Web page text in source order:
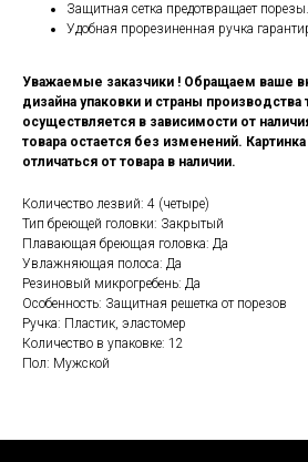
Защитная сетка предотвращает порезы.
Удобная прорезиненная ручка
Уважаемые заказчики ! Обращаем ваше
дизайна упаковки и страны производства
осуществляется в зависимости от
товара остается без изменений.
отличаться от товара в наличии.
Количество лезвий: 4 (четыре)
Тип бреющей головки: Закрытый
Плавающая бреющая головка: Да
Увлажняющая полоса: Да
Резиновый микрогребень: Да
Особенность: Защитная решетка от порезов
Ручка: Пластик, эластомер
Количество в упаковке: 12
Пол: Мужской